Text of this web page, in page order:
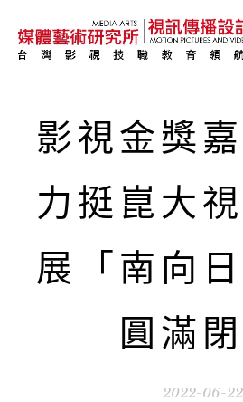
影視金獎
力挺崑大
展「南向日
圓滿
2022-06-22